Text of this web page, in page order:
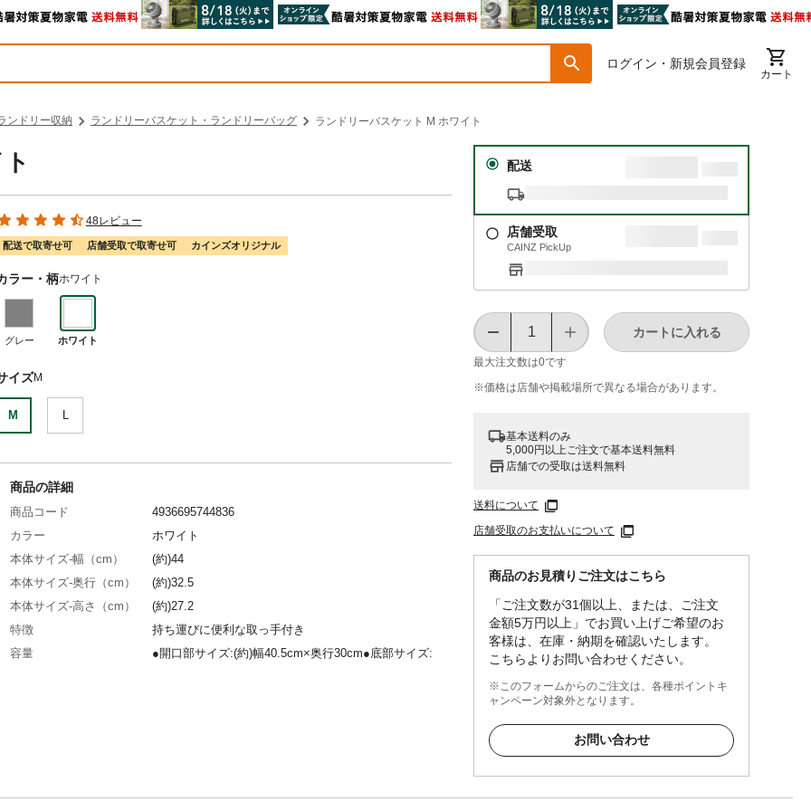
ログイン・新規会員登録
カート
ンドリー収納 ランドリーバスケット・ランドリーバッグ ランドリーバスケット M ホワイト
48レビュー
配送で取寄せ可 店舗受取で取寄せ可 カインズオリジナル
ラー・柄ホワイト
グレー ホワイト
イズM
M L
配送
店舗受取
CAINZ PickUp
最大注文数は0です
カートに入れる
※価格は​店舗や​掲載場所で​異なる​場合が​あります。
基本送料のみ
5,000円以上ご注文で基本送料無料
店舗での受取は送料無料
送料について
店舗受取のお支払いについて
商品のお見積りご注文はこちら
「ご注文数が31個以上、または、ご注文
金額5万円以上」でお買い上げご希望のお
客様は、在庫・納期を確認いたします。
こちらよりお問い合わせください。
※このフォームからのご注文は、各種ポイントキ
ャンペーン対象外となります。
お問い合わせ
商品の詳細
商品コード
4936695744836
カラー
ホワイト
本体サイズ-幅（cm）
(約)44
本体サイズ-奥行（cm）
(約)32.5
本体サイズ-高さ（cm）
(約)27.2
特徴
持ち運びに便利な取っ手付き
容量
●開口部サイズ:(約)幅40.5cm×奥行30cm●底部サイズ: